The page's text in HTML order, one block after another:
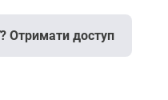
Отримати доступ